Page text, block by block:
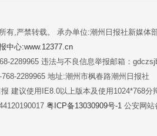
有,严禁转载。 承办单位:潮州日报社新媒体
中心:www.12377.cn
2289965 违法与不良信息举报邮箱：
2289965 地址:潮州市枫春路潮州日报社
建议使用IE8.0以上版本及使用1024*768分
粤ICP备13030909号-1 公安网站